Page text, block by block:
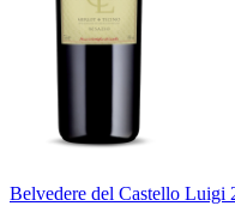
Belvedere del Castello Luigi